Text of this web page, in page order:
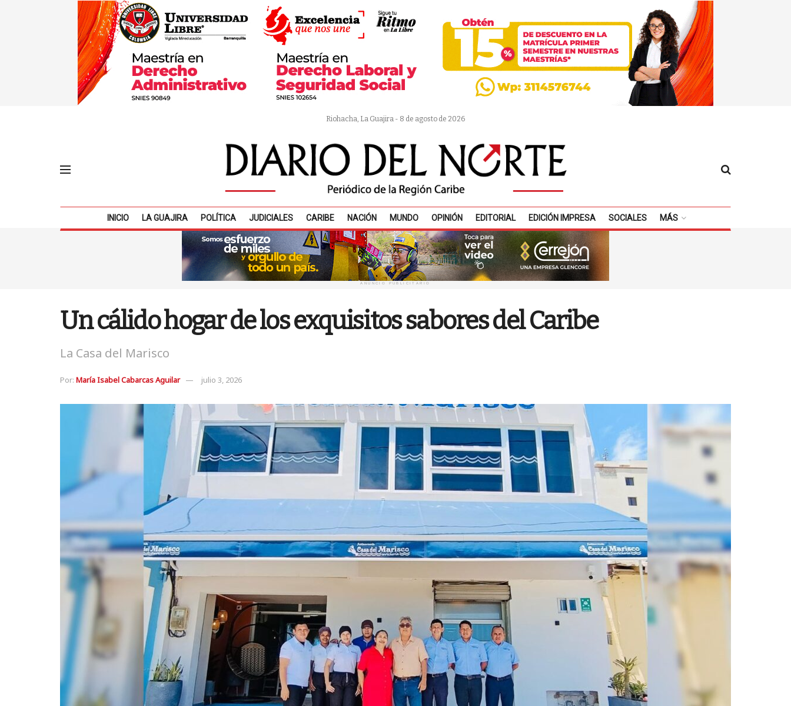
Riohacha, La Guajira - 8 de agosto de 2026
INICIO LA GUAJIRA POLÍTICA JUDICIALES CARIBE NACIÓN MUNDO OPINIÓN EDITORIAL EDICIÓN IMPRESA SOCIALES MÁS
ANUNCIO PUBLICITARIO
Un cálido hogar de los exquisitos sabores del Caribe
La Casa del Marisco
Por: María Isabel Cabarcas Aguilar julio 3, 2026